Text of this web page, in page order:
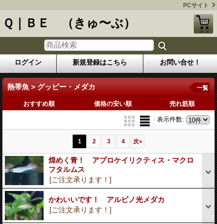
PCサイト
Ｑ｜ＢＥ （きゅ〜ぶ）
ログイン 新規登録はこちら お問い合せ！
熱帯魚 > グッピー・メダカ 一覧
おすすめ順 価格の安い順 売れ筋順
表示件数:
1 2 3 4 次»
煌めく青！ アプロケイリクティス・マクロ
フタルムス
[ご注文承ります！]
かわいいです！ アルビノ光メダカ
[ご注文承ります！]